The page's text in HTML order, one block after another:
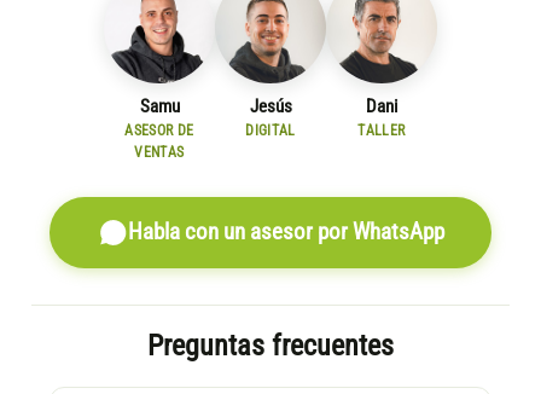
Samu
ASESOR DE
VENTAS
Jesús
DIGITAL
Dani
TALLER
Habla con un asesor por WhatsApp
Preguntas frecuentes